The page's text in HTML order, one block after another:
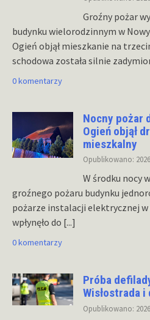
Groźny pożar
budynku wielorodzinnym w
Ogień objął mieszkanie na
schodowa została silnie
0 komentarzy
Nocny pożar
Ogień objął
mieszkalny
Opublikowano:
W środku nocy
groźnego pożaru budynku
pożarze instalacji elektrycznej
wpłynęło do [...]
0 komentarzy
Próba
Wisłostrada
Opublikowano: